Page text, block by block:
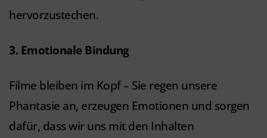
hervorzustechen.
3. Emotionale Bindung
Filme bleiben im Kopf – Sie regen unsere
Phantasie an, erzeugen Emotionen und sorgen
dafür, dass wir uns mit den Inhalten